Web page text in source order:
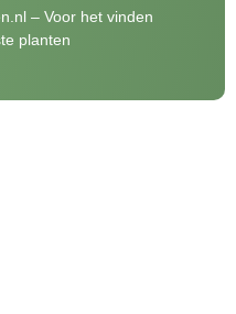
– Voor het vinden
planten